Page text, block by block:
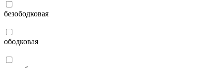
безободковая
ободковая